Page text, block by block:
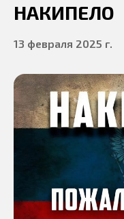
НАКИПЕЛО
13 февраля 2025 г.